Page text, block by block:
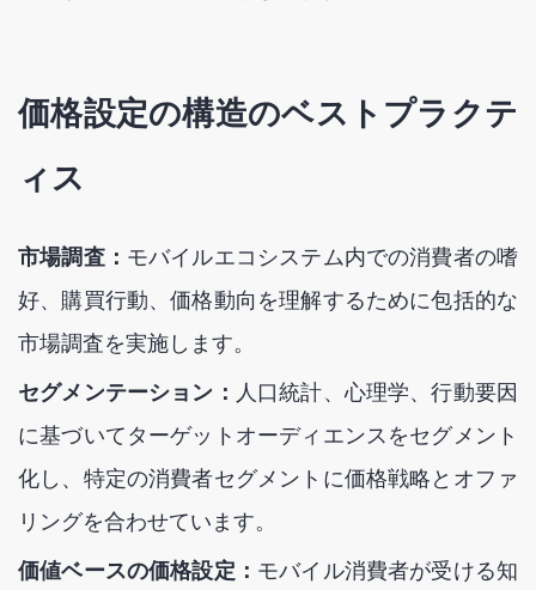
価格設定の構造のベストプラクテ
ィス
市場調査： モバイルエコシステム内での消費者の嗜
好、購買行動、価格動向を理解するために包括的な
市場調査を実施します。
セグメンテーション： 人口統計、心理学、行動要因
に基づいてターゲットオーディエンスをセグメント
化し、特定の消費者セグメントに価格戦略とオファ
リングを合わせています。
価値ベースの価格設定： モバイル消費者が受ける知